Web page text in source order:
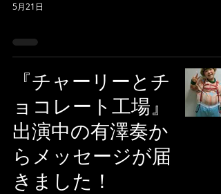
5月21日
『チャーリーとチ
ョコレート工場』
出演中の有澤奏か
らメッセージが届
きました！